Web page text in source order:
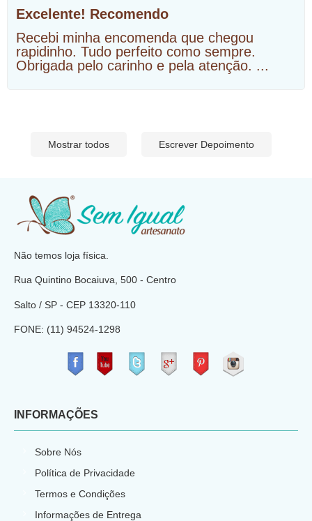
Excelente! Recomendo
Recebi minha encomenda que chegou
rapidinho. Tudo perfeito como sempre.
Obrigada pelo carinho e pela atenção. ...
Mostrar todos Escrever Depoimento
Não temos loja física.
Rua Quintino Bocaiuva, 500 - Centro
Salto / SP - CEP 13320-110
FONE: (11) 94524-1298
INFORMAÇÕES
Sobre Nós
Política de Privacidade
Termos e Condições
Informações de Entrega